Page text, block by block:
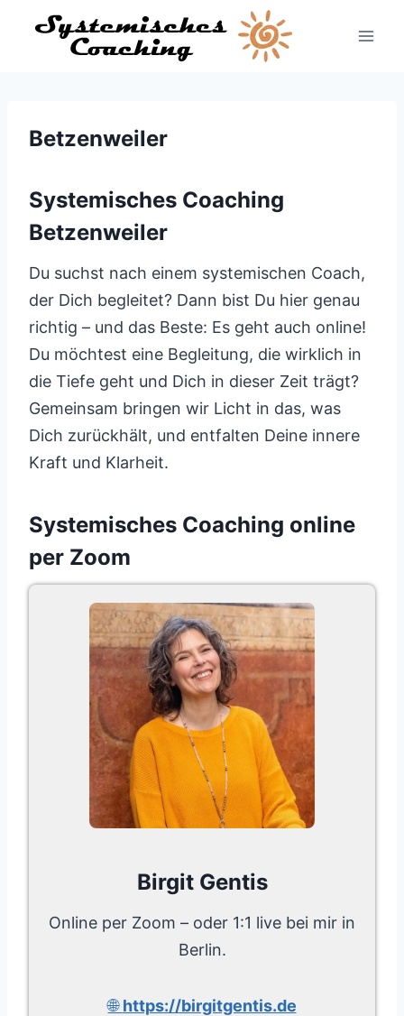
Inhalt
Betzenweiler
Systemisches Coaching
Betzenweiler
Du suchst nach einem systemischen Coach,
der Dich begleitet? Dann bist Du hier genau
richtig – und das Beste: Es geht auch online!
Du möchtest eine Begleitung, die wirklich in
die Tiefe geht und Dich in dieser Zeit trägt?
Gemeinsam bringen wir Licht in das, was
Dich zurückhält, und entfalten Deine innere
Kraft und Klarheit.
Systemisches Coaching online
per Zoom
Birgit Gentis
Online per Zoom – oder 1:1 live bei mir in
Berlin.
🌐https://birgitgentis.de